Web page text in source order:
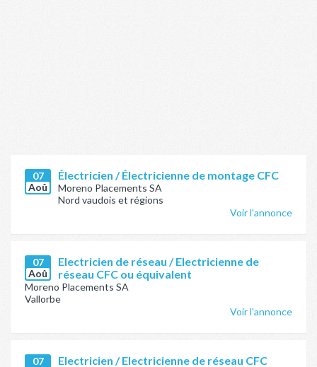
07
Aoû
Électricien / Électricienne de montage CFC
Moreno Placements SA
Nord vaudois et régions
Voir l'annonce
07
Aoû
Electricien de réseau / Electricienne de
réseau CFC ou équivalent
Moreno Placements SA
Vallorbe
Voir l'annonce
07
Electricien / Electricienne de réseau CFC